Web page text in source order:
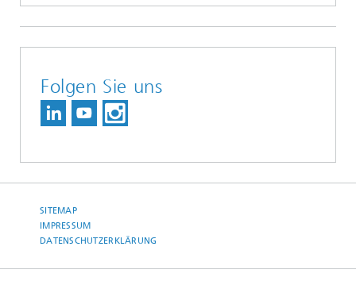
Folgen Sie uns
SITEMAP
IMPRESSUM
DATENSCHUTZERKLÄRUNG